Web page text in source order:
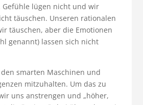
Gefühle lügen nicht und wir
täuschen. Unseren rationalen
täuschen, aber die Emotionen
genannt) lassen sich nicht
smarten Maschinen und
mitzuhalten. Um das zu
uns anstrengen und „höher,